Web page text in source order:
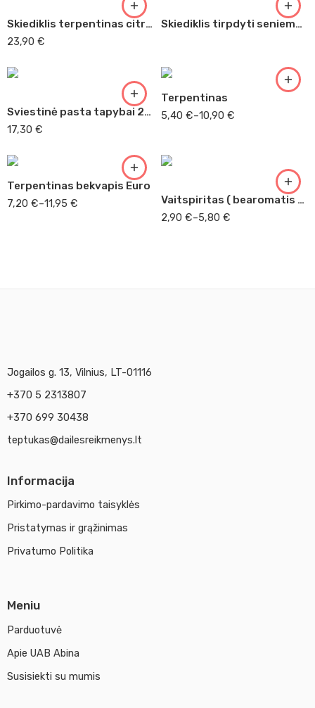
Skiediklis terpentinas citrinų kvapo ( 2214 )
23,90 €
Skiediklis tirpdyti seniems lakams 125ml ( 2247 )
Sviestinė pasta tapybai 200 ml ( 2225 )
17,30 €
Terpentinas
5,40 €–10,90 €
Terpentinas bekvapis Euro
7,20 €–11,95 €
500 ml
Vaitspiritas ( bearomatis ) 1 lt
2,90 €–5,80 €
Jogailos g. 13, Vilnius, LT-01116
+370 5 2313807
+370 699 30438
teptukas@dailesreikmenys.lt
Informacija
Pirkimo-pardavimo taisyklės
Pristatymas ir grąžinimas
Privatumo Politika
Meniu
Parduotuvė
Apie UAB Abina
Susisiekti su mumis